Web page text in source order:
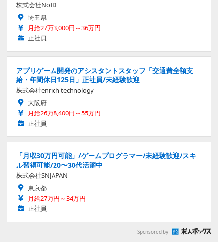
株式会社NoID
埼玉県
月給27万3,000円～36万円
正社員
アプリゲーム開発のアシスタントスタッフ「交通費全額支
給・年間休日125日」正社員/未経験歓迎
株式会社enrich technology
大阪府
月給26万8,400円～55万円
正社員
「月収30万円可能」/ゲームプログラマー/未経験歓迎/スキ
ル習得可能/20〜30代活躍中
株式会社SNJAPAN
東京都
月給27万円～34万円
正社員
Sponsored by